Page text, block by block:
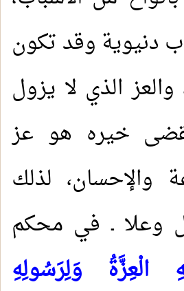
دنيوية وقد تكون
الذي لا يزول
خيره هو عز
والإحسان، لذلك
وعلا ـ في محكم
الْعِزَّةُ وَلِرَسُولِهِ